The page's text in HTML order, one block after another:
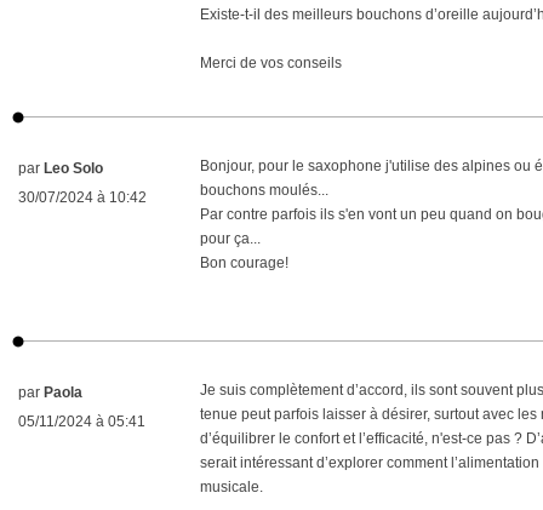
Existe-t-il des meilleurs bouchons d’oreille
Merci de vos conseils
par Leo Solo
30/07/2024 à 10:42
Bonjour, pour le saxophone j'utilise des alpines ou
bouchons moulés...
Par contre parfois ils s'en vont un peu quand on
pour ça...
Bon courage!
par Paola
05/11/2024 à 05:41
Je suis complètement d’accord, ils sont souvent
tenue peut parfois laisser à désirer, surtout avec
d’équilibrer le confort et l’efficacité, n'est-ce pas ?
serait intéressant d’explorer comment
musicale.